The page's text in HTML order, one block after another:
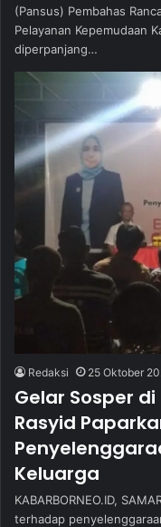
(Pansus) Pembahas
Pelayanan Kepemudaan
diperpanjang…
Redaksi 25 Oktober
Gelar Sosper
Rasyid
Keluarga
KABARBORNEO.ID,
terhadap